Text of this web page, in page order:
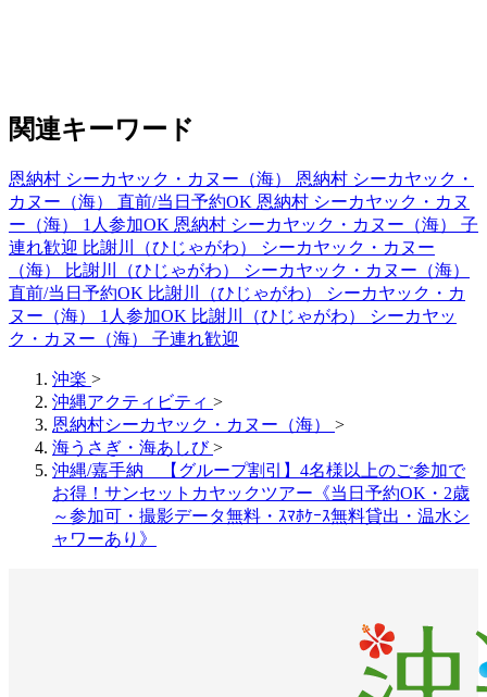
関連キーワード
恩納村 シーカヤック・カヌー（海） 恩納村 シーカヤック・
カヌー（海） 直前/当日予約OK 恩納村 シーカヤック・カヌ
ー（海） 1人参加OK 恩納村 シーカヤック・カヌー（海） 子
連れ歓迎 比謝川（ひじゃがわ） シーカヤック・カヌー
（海）
比謝川（ひじゃがわ） シーカヤック・カヌー（海）
直前/当日予約OK 比謝川（ひじゃがわ） シーカヤック・カ
ヌー（海） 1人参加OK 比謝川（ひじゃがわ） シーカヤッ
ク・カヌー（海） 子連れ歓迎
沖楽 >
沖縄アクティビティ >
恩納村シーカヤック・カヌー（海） >
海うさぎ・海あしび>
沖縄/嘉手納 【グループ割引】4名様以上のご参加で
お得！サンセットカヤックツアー《当日予約OK・2歳
～参加可・撮影データ無料・ｽﾏﾎｹｰｽ無料貸出・温水シ
ャワーあり》